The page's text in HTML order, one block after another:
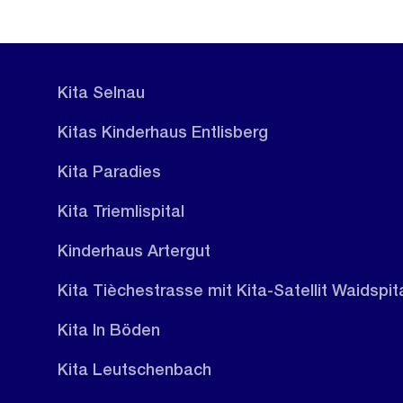
Kita Selnau
Kitas Kinderhaus Entlisberg
Kita Paradies
Kita Triemlispital
Kinderhaus Artergut
Kita Tièchestrasse mit Kita-Satellit
Kita In Böden
Kita Leutschenbach